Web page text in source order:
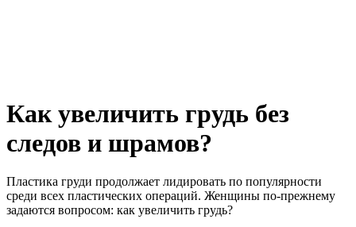
Как увеличить грудь без
следов и шрамов?
Пластика груди продолжает лидировать по популярности
среди всех пластических операций. Женщины по-прежнему
задаются вопросом: как увеличить грудь?